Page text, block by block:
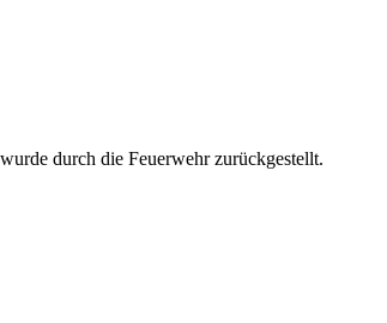
durch die Feuerwehr zurückgestellt.